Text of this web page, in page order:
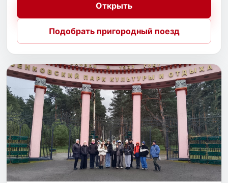
Открыть
Подобрать пригородный поезд